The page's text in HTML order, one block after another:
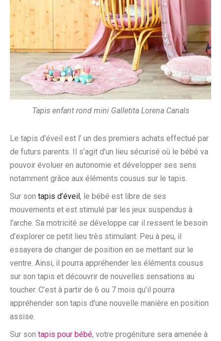
Tapis enfant rond mini Galletita Lorena Canals
Le tapis d’éveil est l’ un des premiers achats effectué par
de futurs parents. Il s’agit d’un lieu sécurisé où le bébé va
pouvoir évoluer en autonomie et développer ses sens
notamment grâce aux éléments cousus sur le tapis.
Sur son tapis d’éveil, le bébé est libre de ses
mouvements et est stimulé par les jeux suspendus à
l’arche. Sa motricité se développe car il ressent le besoin
d’explorer ce petit lieu très stimulant. Peu à peu, il
essayera de changer de position en se mettant sur le
ventre. Ainsi, il pourra appréhender les éléments cousus
sur son tapis et découvrir de nouvelles sensations au
toucher. C’est à partir de 6 ou 7 mois qu’il pourra
appréhender son tapis d’une nouvelle manière en position
assise.
Sur son tapis pour bébé, votre progéniture sera amenée à